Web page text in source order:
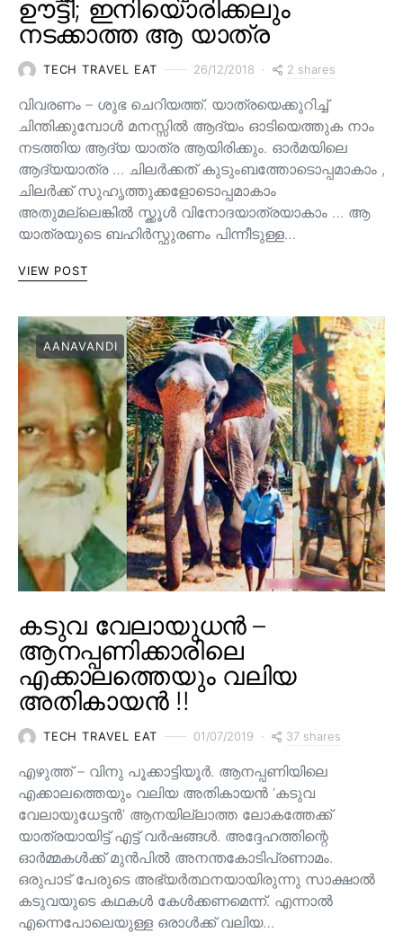
ഊട്ടി; ഇനിയൊരിക്കലും
നടക്കാത്ത ആ യാത്ര
TECH TRAVEL EAT 26/12/2018 2 shares
വിവരണം – ശുഭ ചെറിയത്ത്. യാത്രയെക്കുറിച്ച്
ചിന്തിക്കുമ്പോൾ മനസ്സിൽ ആദ്യം ഓടിയെത്തുക നാം
നടത്തിയ ആദ്യ യാത്ര ആയിരിക്കും. ഓർമയിലെ
ആദ്യയാത്ര … ചിലർക്കത് കുടുംബത്തോടൊപ്പമാകാം ,
ചിലർക്ക് സുഹൃത്തുക്കളോടൊപ്പമാകാം
അതുമല്ലെങ്കിൽ സ്ക്കൂൾ വിനോദയാത്രയാകാം … ആ
യാത്രയുടെ ബഹിർസ്ഫുരണം പിന്നീടുള്ള…
VIEW POST
AANAVANDI
കടുവ വേലായുധൻ –
ആനപ്പണിക്കാരിലെ
എക്കാലത്തെയും വലിയ
അതികായൻ !!
TECH TRAVEL EAT 01/07/2019 37 shares
എഴുത്ത് – വിനു പൂക്കാട്ടിയൂർ. ആനപ്പണിയിലെ
എക്കാലത്തെയും വലിയ അതികായൻ ‘കടുവ
വേലായുധേട്ടൻ’ ആനയില്ലാത്ത ലോകത്തേക്ക്
യാത്രയായിട്ട് എട്ട് വർഷങ്ങൾ. അദ്ദേഹത്തിന്റെ
ഓർമ്മകൾക്ക് മുൻപിൽ അനന്തകോടിപ്രണാമം.
ഒരുപാട് പേരുടെ അഭ്യർത്ഥനയായിരുന്നു സാക്ഷാൽ
കടുവയുടെ കഥകൾ കേൾക്കണമെന്ന്. എന്നാൽ
എന്നെപോലെയുള്ള ഒരാൾക്ക് വലിയ…